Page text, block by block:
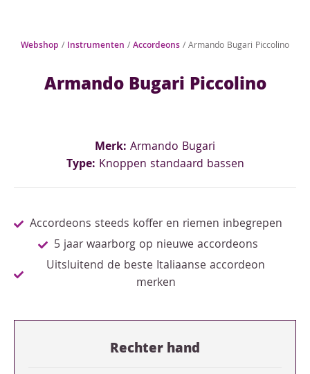
Webshop / Instrumenten /Accordeons/ Armando Bugari Piccolino
Armando Bugari Piccolino
Merk: Armando Bugari
Type: Knoppen standaard bassen
Accordeons steeds koffer en riemen inbegrepen
5 jaar waarborg op nieuwe accordeons
Uitsluitend de beste Italiaanse accordeon
merken
Rechter hand